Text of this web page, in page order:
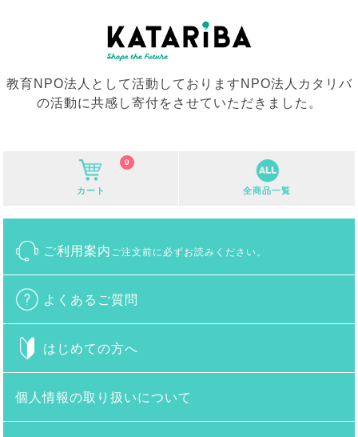
教育NPO法人として活動しておりますNPO法人カタリバ
の活動に共感し寄付をさせていただきました。
カート
0
全商品一覧
ご利用案内 ご注文前に必ずお読みください。
よくあるご質問
はじめての方へ
個人情報の取り扱いについて